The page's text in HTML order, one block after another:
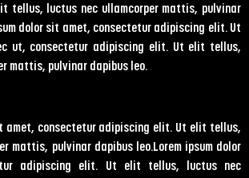
tellus, luctus nec ullamcorper mattis, pulvinar
dolor sit amet, consectetur adipiscing elit. Ut
ut, consectetur adipiscing elit. Ut elit tellus,
mattis, pulvinar dapibus leo.
amet, consectetur adipiscing elit. Ut elit tellus,
mattis, pulvinar dapibus leo.Lorem ipsum dolor
adipiscing elit. Ut elit tellus, luctus nec